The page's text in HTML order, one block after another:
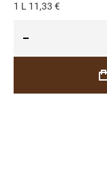
1 L 11,33 €